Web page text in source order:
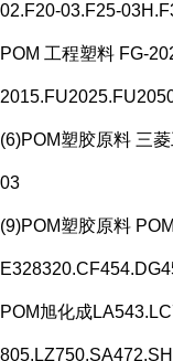
02.F20-03.F25-
POM 工程塑料 FG-
(6)POM塑胶原料 三
03
(9)POM塑胶原料
POM旭化成